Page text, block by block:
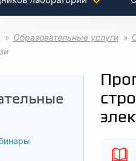
Образовательные услуги